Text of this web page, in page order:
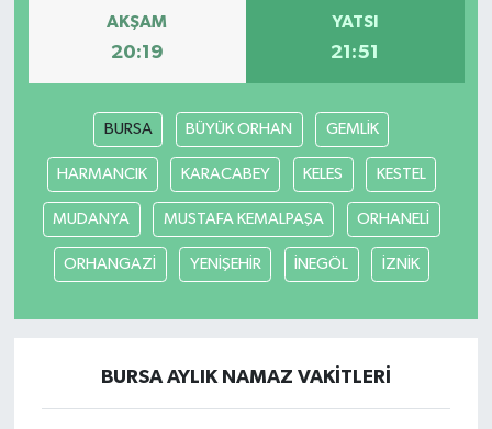
AKŞAM
20:19
YATSI
21:51
BURSA BÜYÜK ORHAN GEMLİK
HARMANCIK KARACABEY KELES KESTEL
MUDANYA MUSTAFA KEMALPAŞA ORHANELİ
ORHANGAZİ YENİŞEHİR İNEGÖL İZNİK
BURSA AYLIK NAMAZ VAKITLERI
Teknoloji
Video Haber
Yeme-İçme